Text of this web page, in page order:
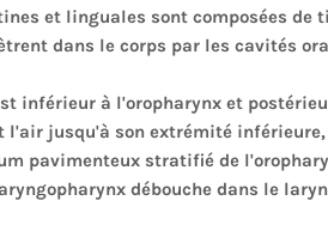
et linguales sont composées
dans le corps par les cavités
inférieur à l'oropharynx et
l'air jusqu'à son extrémité
pavimenteux stratifié de
débouche dans le